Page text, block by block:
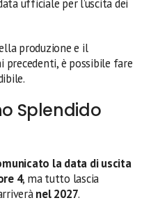
ufficiale per l’uscita dei
produzione e il
precedenti, è possibile fare
Splendido
la data di uscita
4, ma tutto lascia
nel 2027.